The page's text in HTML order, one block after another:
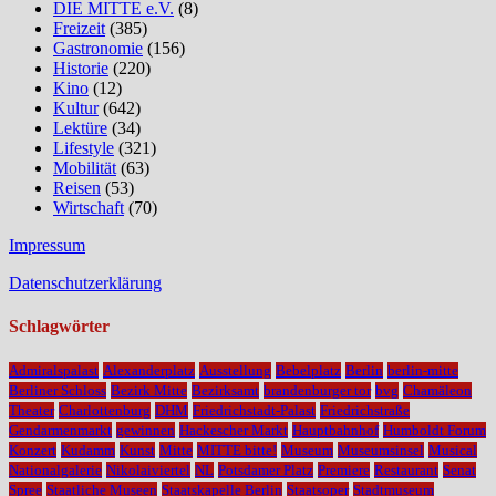
DIE MITTE e.V. (8)
Freizeit (385)
Gastronomie (156)
Historie (220)
Kino (12)
Kultur(642)
Lektüre (34)
Lifestyle (321)
Mobilität (63)
Reisen (53)
Wirtschaft (70)
Impressum
Datenschutzerklärung
Schlagwörter
Admiralspalast Alexanderplatz Ausstellung Bebelplatz Berlin berlin-mitte
Berliner Schloss Bezirk Mitte Bezirksamt brandenburger tor bvg Chamäleon
Theater Charlottenburg DHM Friedrichstadt-Palast Friedrichstraße
Gendarmenmarkt gewinnen Hackescher Markt Hauptbahnhof Humboldt Forum
Konzert Kudamm Kunst Mitte MITTE bitte! Museum Museumsinsel Musical
Nationalgalerie Nikolaiviertel NL Potsdamer Platz Premiere Restaurant Senat
Spree Staatliche Museen Staatskapelle Berlin Staatsoper Stadtmuseum